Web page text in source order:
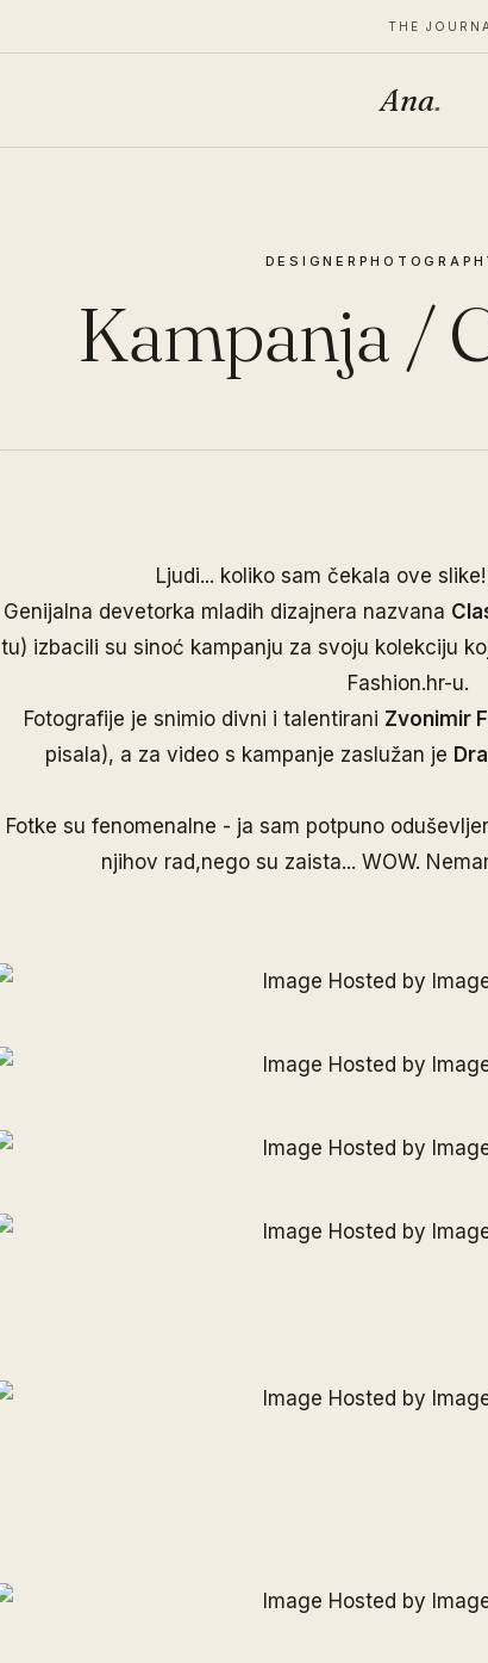
THE
Ana.
DESIGNER
Kampanja /
Ljudi... koliko sam čekala ove
Genijalna devetorka mladih dizajnera nazvana
tu) izbacili su sinoć kampanju za svoju kolekciju
Fashion.hr-u.
Fotografije je snimio divni i talentirani Zvonimir
pisala), a za video s kampanje zaslužan je
Fotke su fenomenalne - ja sam potpuno
njihov rad,nego su zaista... WOW.